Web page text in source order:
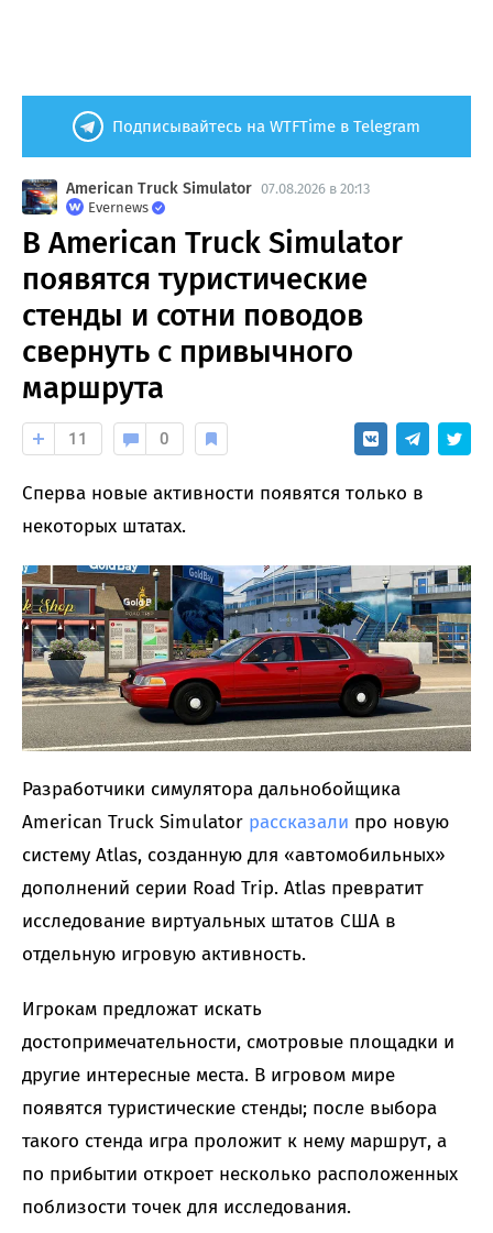
Подписывайтесь на WTFTime в Telegram
American Truck Simulator 07.08.2026 в 20:13
Evernews
В American Truck Simulator
появятся туристические
стенды и сотни поводов
свернуть с привычного
маршрута
11 0
Сперва новые активности появятся только в
некоторых штатах.
Разработчики симулятора дальнобойщика
American Truck Simulator рассказали про новую
систему Atlas, созданную для «автомобильных»
дополнений серии Road Trip. Atlas превратит
исследование виртуальных штатов США в
отдельную игровую активность.
Игрокам предложат искать
достопримечательности, смотровые площадки и
другие интересные места. В игровом мире
появятся туристические стенды; после выбора
такого стенда игра проложит к нему маршрут, а
по прибытии откроет несколько расположенных
поблизости точек для исследования.